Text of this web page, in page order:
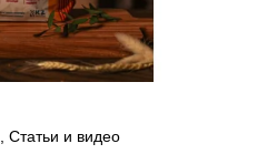
Статьи и видео